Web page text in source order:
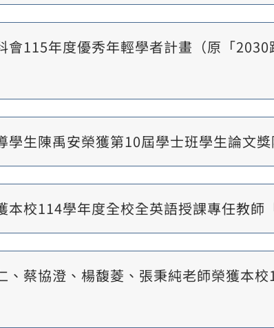
會115年度優秀年輕學者計畫（原「2030
學生陳禹安榮獲第10屆學士班學生論文獎
本校114學年度全校全英語授課專任教師
、蔡協澄、楊馥菱、張秉純老師榮獲本